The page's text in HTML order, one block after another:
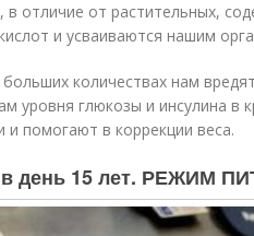
отличие от растительных,
и усваиваются нашим
количествах нам
уровня глюкозы и инсулина
помогают в коррекции веса.
в день 15 лет. РЕЖИМ